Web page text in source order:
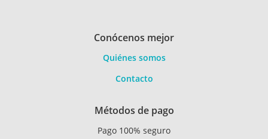
Conócenos mejor
Quiénes somos
Contacto
Métodos de pago
Pago 100% seguro